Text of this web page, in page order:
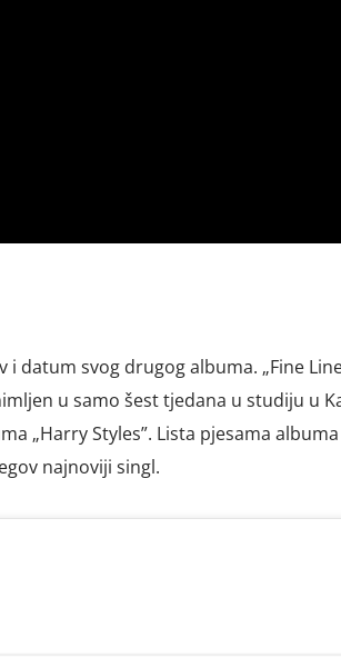
datum svog drugog albuma. „Fine
u samo šest tjedana u studiju u
„Harry Styles”. Lista pjesama
najnoviji singl.